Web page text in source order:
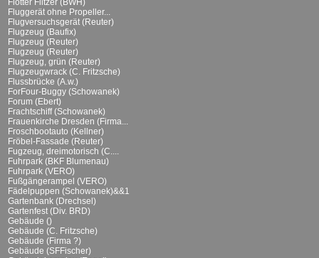
Flotter Flitzer (BWH)
Fluggerät ohne Propeller...
Flugversuchsgerät (Reuter)
Flugzeug (Baufix)
Flugzeug (Reuter)
Flugzeug (Reuter)
Flugzeug, grün (Reuter)
Flugzeugwrack (C. Fritzsche)
Flussbrücke (A.w.)
ForFour-Buggy (Schowanek)
Forum (Ebert)
Frachtschiff (Schowanek)
Frauenkirche Dresden (Firma...
Froschbootauto (Kellner)
Fröbel-Fassade (Reuter)
Fugzeug, dreimotorisch (C....
Fuhrpark (BKF Blumenau)
Fuhrpark (VERO)
Fußgängerampel (VERO)
Fädelpuppen (Schowanek)&&1
Gartenbank (Drechsel)
Gartenfest (Div. BRD)
Gebäude ()
Gebäude (C. Fritzsche)
Gebäude (Firma ?)
Gebäude (SFFischer)